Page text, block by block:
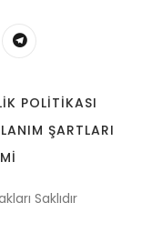
POLITIKASI
ŞARTLARI
Saklıdır